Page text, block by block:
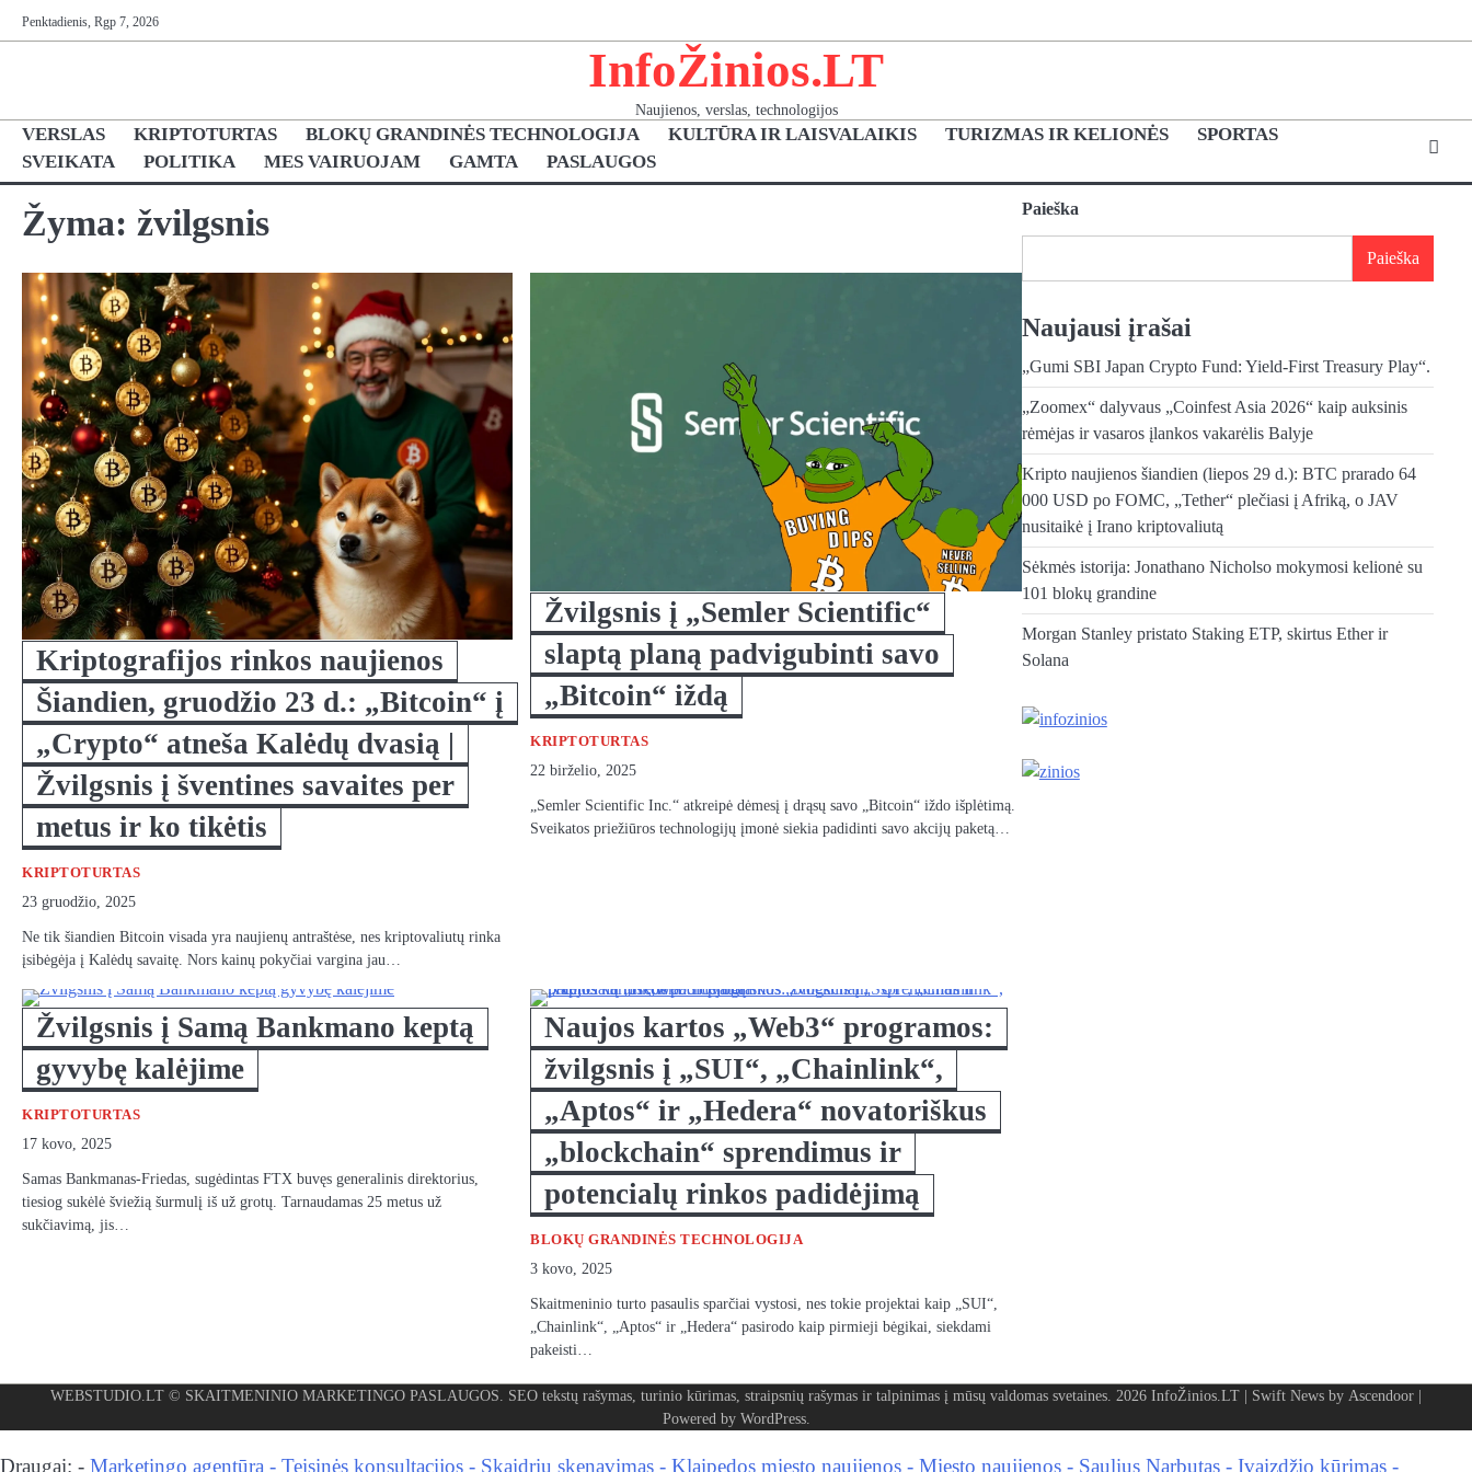
to
Penktadienis, Rgp 7, 2026
InfoŽinios.LT
Naujienos, verslas, technologijos
VERSLAS KRIPTOTURTAS BLOKŲ GRANDINĖS TECHNOLOGIJA KULTŪRA IR LAISVALAIKIS TURIZMAS IR KELIONĖS
SPORTAS
SVEIKATA
POLITIKA MES VAIRUOJAM GAMTA PASLAUGOS
Žyma: žvilgsnis
Kriptografijos rinkos naujienos
Šiandien, gruodžio 23 d.: „Bitcoin“ į
„Crypto“ atneša Kalėdų dvasią |
Žvilgsnis į šventines savaites per
metus ir ko tikėtis
KRIPTOTURTAS
23 gruodžio, 2025
Ne tik šiandien Bitcoin visada yra naujienų antraštėse, nes kriptovaliutų rinka
įsibėgėja į Kalėdų savaitę. Nors kainų pokyčiai vargina jau…
Žvilgsnis į „Semler Scientific“
slaptą planą padvigubinti savo
„Bitcoin“ iždą
KRIPTOTURTAS
22 birželio, 2025
„Semler Scientific Inc.“ atkreipė dėmesį į drąsų savo „Bitcoin“ iždo išplėtimą.
Sveikatos priežiūros technologijų įmonė siekia padidinti savo akcijų paketą…
Žvilgsnis į Samą Bankmano keptą
gyvybę kalėjime
KRIPTOTURTAS
17 kovo, 2025
Samas Bankmanas-Friedas, sugėdintas FTX buvęs generalinis direktorius,
tiesiog sukėlė šviežią šurmulį iš už grotų. Tarnaudamas 25 metus už
sukčiavimą, jis…
Naujos kartos „Web3“ programos:
žvilgsnis į „SUI“, „Chainlink“,
„Aptos“ ir „Hedera“ novatoriškus
„blockchain“ sprendimus ir
potencialų rinkos padidėjimą
BLOKŲ GRANDINĖS TECHNOLOGIJA
3 kovo, 2025
Skaitmeninio turto pasaulis sparčiai vystosi, nes tokie projektai kaip „SUI“,
„Chainlink“, „Aptos“ ir „Hedera“ pasirodo kaip pirmieji bėgikai, siekdami
pakeisti…
Paieška
Paieška
Naujausi įrašai
„Gumi SBI Japan Crypto Fund: Yield-First Treasury Play“.
„Zoomex“ dalyvaus „Coinfest Asia 2026“ kaip auksinis
rėmėjas ir vasaros įlankos vakarėlis Balyje
Kripto naujienos šiandien (liepos 29 d.): BTC prarado 64
000 USD po FOMC, „Tether“ plečiasi į Afriką, o JAV
nusitaikė į Irano kriptovaliutą
Sėkmės istorija: Jonathano Nicholso mokymosi kelionė su
101 blokų grandine
Morgan Stanley pristato Staking ETP, skirtus Ether ir
Solana
WEBSTUDIO.LT © SKAITMENINIO MARKETINGO PASLAUGOS. SEO tekstų rašymas, turinio kūrimas, straipsnių rašymas ir talpinimas į mūsų valdomas svetaines. 2026 InfoŽinios.LT | Swift News by Ascendoor |
Powered by WordPress.
Draugai: - Marketingo agentūra - Teisinės konsultacijos - Skaidrių skenavimas - Klaipedos miesto naujienos - Miesto naujienos - Saulius Narbutas - Įvaizdžio kūrimas -